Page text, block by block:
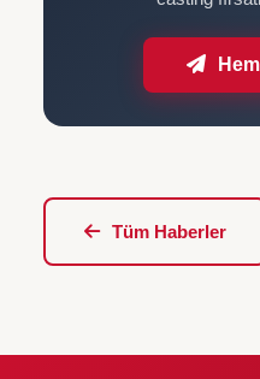
Tüm Haberler